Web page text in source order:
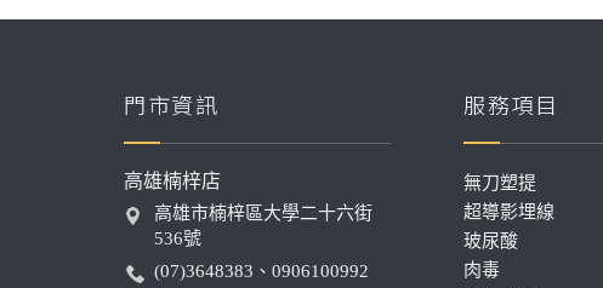
門市資訊
高雄楠梓店
高雄市楠梓區大學二十六街
536號
(07)3648383、0906100992
服務項目
無刀塑提
超導影埋線
玻尿酸
肉毒